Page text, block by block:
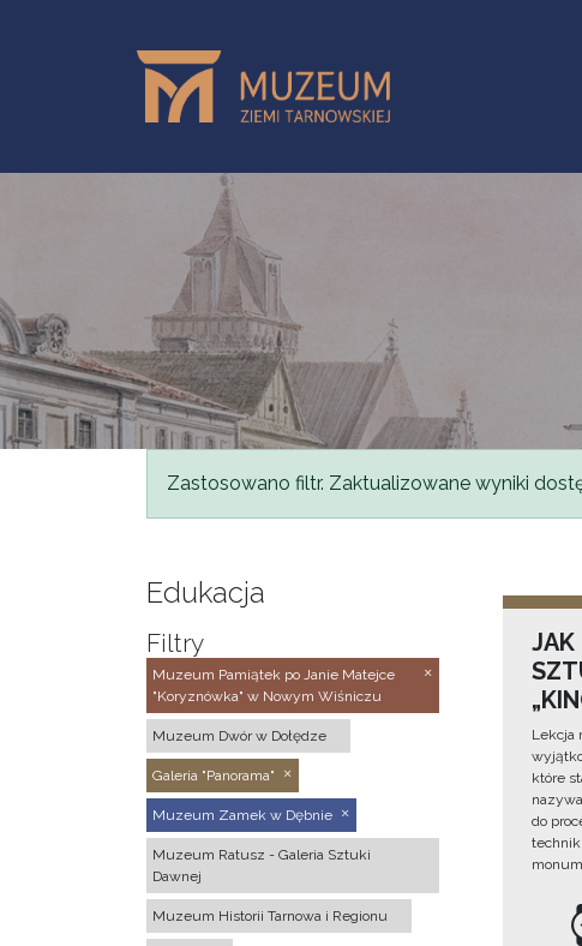
Komunikat
Zastosowano filtr. Zaktualizowane wyniki
Edukacja
Filtry
Muzeum Pamiątek po Janie Matejce
"Koryznówka" w Nowym Wiśniczu
Muzeum Dwór w Dołędze
Galeria "Panorama"
Muzeum Zamek w Dębnie
Muzeum Ratusz - Galeria Sztuki
Dawnej
Muzeum Historii Tarnowa i Regionu
JAK
Lekcja
które
do